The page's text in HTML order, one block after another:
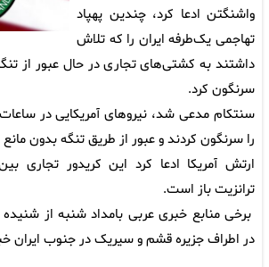
واشنگتن ادعا کرد، چندین پهپاد
تهاجمی یک‌طرفه ایران را که تلاش
داشتند به کشتی‌های تجاری در حال عبور از
سرنگون کرد.
سنتکام مدعی شد، نیروهای آمریکایی در
را سرنگون کردند و عبور از طریق تنگه بدون مانع
ارتش آمریکا ادعا کرد این کریدور تجاری
ترانزیت باز است.
برخی منابع خبری عربی بامداد شنبه از
در اطراف جزیره قشم و سیریک در جنوب ایران